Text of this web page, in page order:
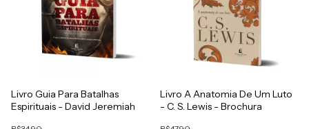
Livro Guia Para Batalhas
Espirituais - David Jeremiah
Livro A Anatomia De Um Luto
- C. S. Lewis - Brochura